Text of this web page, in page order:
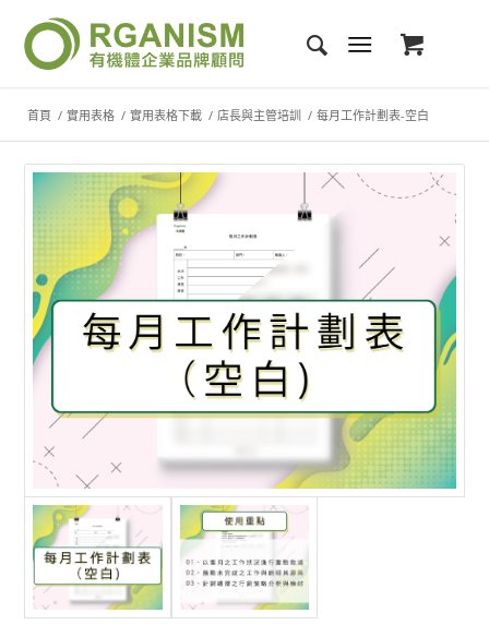
首頁 / 實用表格 / 實用表格下載 / 店長與主管培訓 / 每月工作計劃表-空白